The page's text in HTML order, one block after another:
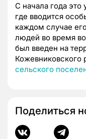
С начала года это
где вводится
каждом случае
людей во время
был введен на
Кожевниковского
сельского
Поделиться